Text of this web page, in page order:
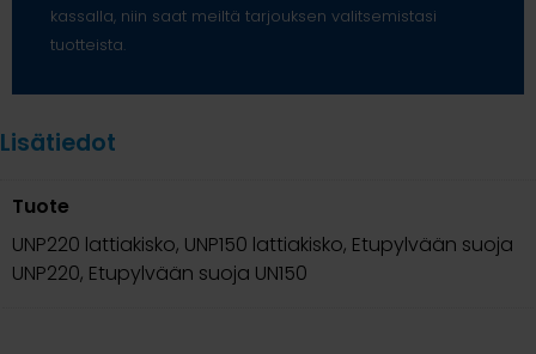
kassalla, niin saat meiltä tarjouksen valitsemistasi
tuotteista.
Lisätiedot
Tuote
UNP220 lattiakisko, UNP150 lattiakisko, Etupylvään suoja
UNP220, Etupylvään suoja UN150